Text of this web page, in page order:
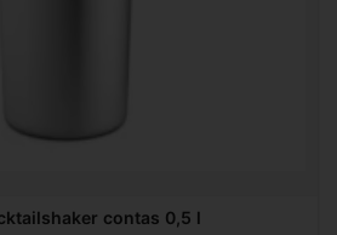
contas 0,5 l